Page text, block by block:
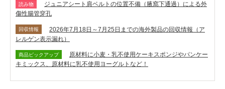
読み物
ジュニアシート肩ベルトの位置不備（腋窩下通過）による外
傷性腸管穿孔
回収情報
2026年7月18日～7月25日までの海外製品の回収情報（ア
レルゲン表示漏れ）
商品ピックアップ
原材料に小麦・乳不使用ケーキスポンジやパンケー
キミックス、原材料に乳不使用ヨーグルトなど！